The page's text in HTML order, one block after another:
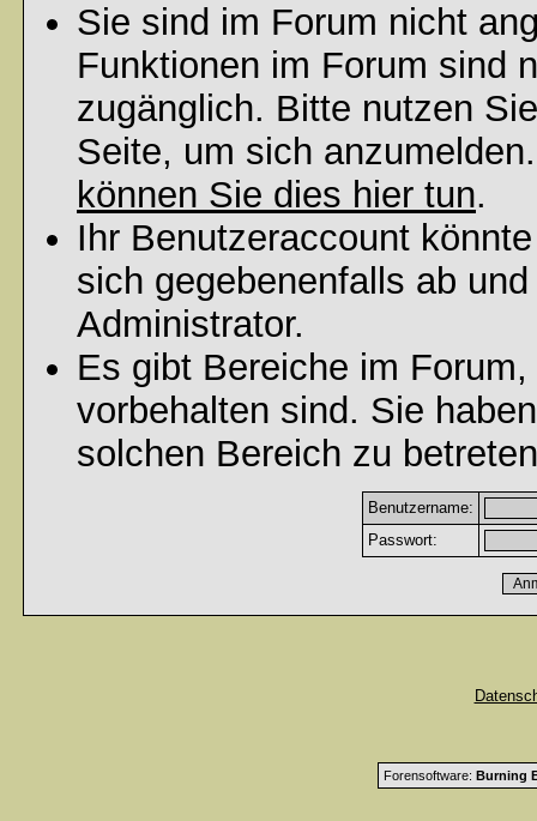
Sie sind im Forum nicht
Funktionen im Forum sind
zugänglich. Bitte nutzen
Seite, um sich
können Sie dies hier tun.
Ihr Benutzeraccount
sich gegebenenfalls ab
Administrator.
Es gibt Bereiche im
vorbehalten sind. Sie
solchen Bereich zu
Benutzername:
Passwort:
Forensoftware: Burning